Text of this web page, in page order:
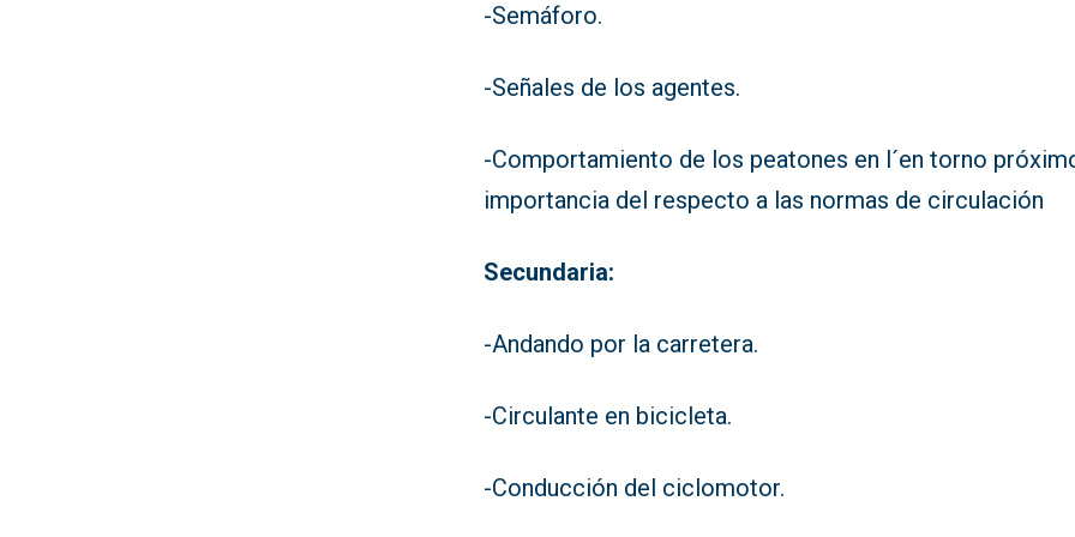
-Semáforo.
-Señales de los agentes.
-Comportamiento de los peatones en l´en torno
importancia del respecto a las normas de circulación
Secundaria:
-Andando por la carretera.
-Circulante en bicicleta.
-Conducción del ciclomotor.